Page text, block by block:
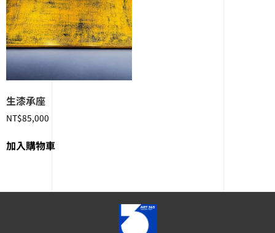
生漆承座
NT$85,000
加入購物車